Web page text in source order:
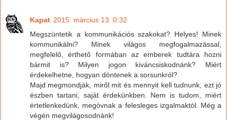
Kapat 2015. március 13. 0:32
Megszüntetik a kommunikációs szakokat? Helyes! Minek
kommunikálni? Minek világos megfogalmazással,
megfelelő, érthető formában az emberek tudtára hozni
bármit is? Milyen jogon kiváncsiskodnánk? Miért
érdekelhetne, hogyan döntenek a sorsunkról?
Majd megmondják, miről mit és mennyit kell tudnunk, ezt jó
észben tartani, saját érdekünkben. Nem is tudom, miért
értetlenkedünk, megóvnak a felesleges izgalmaktól. Még a
végén megvilágosodnánk!